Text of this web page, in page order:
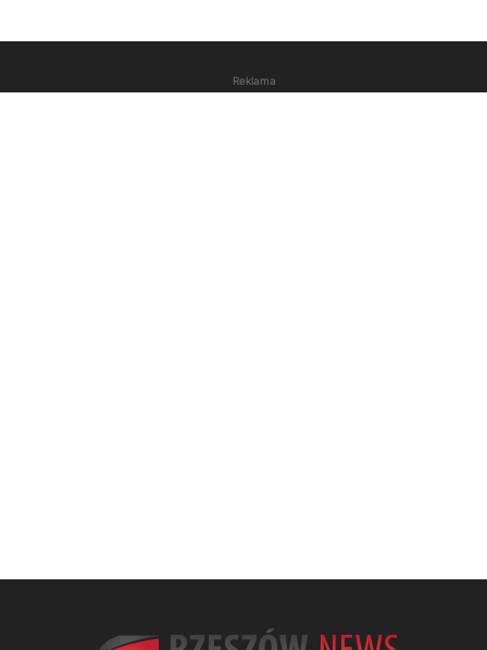
Reklama